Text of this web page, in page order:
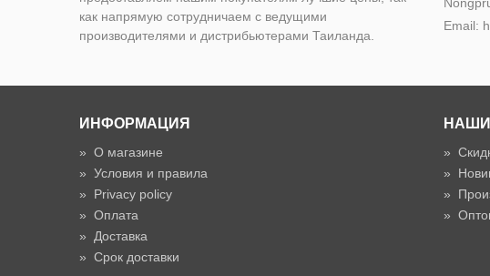
как напрямую сотрудничаем с ведущими
производителями и дистрибьютерами Таиланда.
Email:
ИНФОРМАЦИЯ
» О магазине
» Условия и правила
» Privacy policy
» Оплата
» Доставка
» Срок доставки
»
»
»
»